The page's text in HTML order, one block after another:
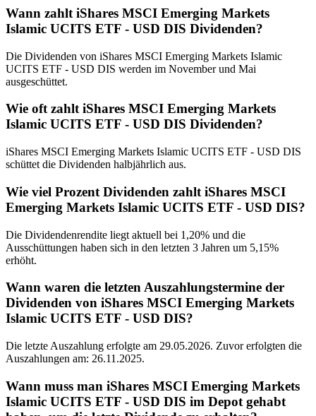
Wann zahlt iShares MSCI Emerging Markets
Islamic UCITS ETF - USD DIS Dividenden?
Die Dividenden von iShares MSCI Emerging Markets Islamic
UCITS ETF - USD DIS werden im November und Mai
ausgeschüttet.
Wie oft zahlt iShares MSCI Emerging Markets
Islamic UCITS ETF - USD DIS Dividenden?
iShares MSCI Emerging Markets Islamic UCITS ETF - USD DIS
schüttet die Dividenden halbjährlich aus.
Wie viel Prozent Dividenden zahlt iShares MSCI
Emerging Markets Islamic UCITS ETF - USD DIS?
Die Dividendenrendite liegt aktuell bei 1,20% und die
Ausschüttungen haben sich in den letzten 3 Jahren um 5,15%
erhöht.
Wann waren die letzten Auszahlungstermine der
Dividenden von iShares MSCI Emerging Markets
Islamic UCITS ETF - USD DIS?
Die letzte Auszahlung erfolgte am 29.05.2026. Zuvor erfolgten die
Auszahlungen am: 26.11.2025.
Wann muss man iShares MSCI Emerging Markets
Islamic UCITS ETF - USD DIS im Depot gehabt